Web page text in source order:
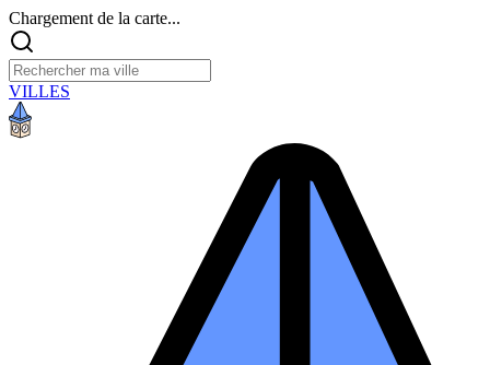
Chargement de la carte...
VILLES